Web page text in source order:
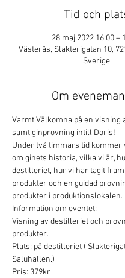
Tid och
28 maj 2022 16:00 –
Västerås, Slakterigatan 10,
Sverige
Om
Varmt Välkomna på en visning
samt ginprovning intill Doris!
Under två timmars tid kommer
om ginets historia, vilka vi är,
destilleriet, hur vi har tagit
produkter och en guidad
produkter i produktionslokalen.
Information om eventet:
Visning av destilleriet och
produkter.
Plats: på destilleriet (
Saluhallen.)
Pris: 379kr